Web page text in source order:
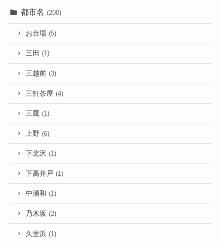
都市名 (200)
お台場 (5)
三田 (1)
三越前 (3)
三軒茶屋 (4)
三鷹 (1)
上野 (6)
下北沢 (1)
下高井戸 (1)
中浦和 (1)
乃木坂 (2)
久里浜 (1)